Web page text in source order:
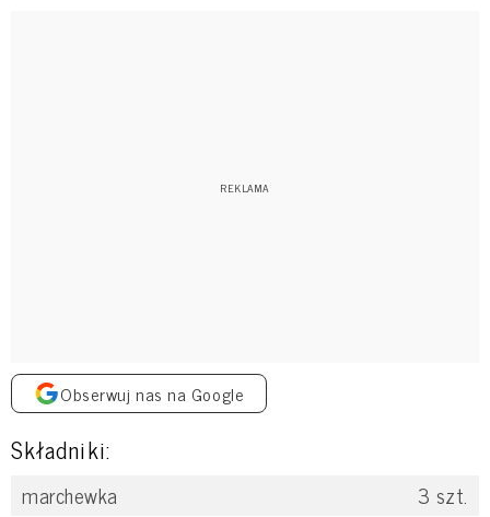
Obserwuj nas na Google
Składniki:
marchewka 3 szt.